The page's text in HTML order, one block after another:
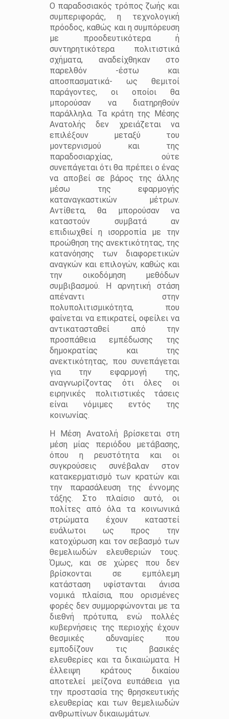
Ο παραδοσιακός τρόπος ζωής και
συμπεριφοράς, η τεχνολογική
πρόοδος, καθώς και η συμπόρευση
με προοδευτικότερα ή
συντηρητικότερα πολιτιστικά
σχήματα, αναδείχθηκαν στο
παρελθόν -έστω και
αποσπασματικά- ως θεμιτοί
παράγοντες, οι οποίοι θα
μπορούσαν να διατηρηθούν
παράλληλα. Τα κράτη της Μέσης
Ανατολής δεν χρειάζεται να
επιλέξουν μεταξύ του
μοντερνισμού και της
παραδοσιαρχίας, ούτε
συνεπάγεται ότι θα πρέπει ο ένας
να αποβεί σε βάρος της άλλης
μέσω της εφαρμογής
καταναγκαστικών μέτρων.
Αντίθετα, θα μπορούσαν να
καταστούν συμβατά αν
επιδιωχθεί η ισορροπία με την
προώθηση της ανεκτικότητας, της
κατανόησης των διαφορετικών
αναγκών και επιλογών, καθώς και
την οικοδόμηση μεθόδων
συμβιβασμού. Η αρνητική στάση
απέναντι στην
πολυπολιτισμικότητα, που
φαίνεται να επικρατεί, οφείλει να
αντικατασταθεί από την
προσπάθεια εμπέδωσης της
δημοκρατίας και της
ανεκτικότητας, που συνεπάγεται
για την εφαρμογή της,
αναγνωρίζοντας ότι όλες οι
ειρηνικές πολιτιστικές τάσεις
είναι νόμιμες εντός της
κοινωνίας.
Η Μέση Ανατολή βρίσκεται στη
μέση μίας περιόδου μετάβασης,
όπου η ρευστότητα και οι
συγκρούσεις συνέβαλαν στον
κατακερματισμό των κρατών και
την παρασάλευση της έννομης
τάξης. Στο πλαίσιο αυτό, οι
πολίτες από όλα τα κοινωνικά
στρώματα έχουν καταστεί
ευάλωτοι ως προς την
κατοχύρωση και τον σεβασμό των
θεμελιωδών ελευθεριών τους.
Όμως, και σε χώρες που δεν
βρίσκονται σε εμπόλεμη
κατάσταση υφίστανται άνισα
νομικά πλαίσια, που ορισμένες
φορές δεν συμμορφώνονται με τα
διεθνή πρότυπα, ενώ πολλές
κυβερνήσεις της περιοχής έχουν
θεσμικές αδυναμίες που
εμποδίζουν τις βασικές
ελευθερίες και τα δικαιώματα. Η
έλλειψη κράτους δικαίου
αποτελεί μείζονα ευπάθεια για
την προστασία της θρησκευτικής
ελευθερίας και των θεμελιωδών
ανθρωπίνων δικαιωμάτων.